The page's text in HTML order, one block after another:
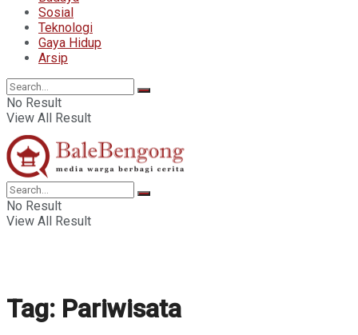
Sosial
Teknologi
Gaya Hidup
Arsip
No Result
View All Result
No Result
View All Result
Tag: Pariwisata